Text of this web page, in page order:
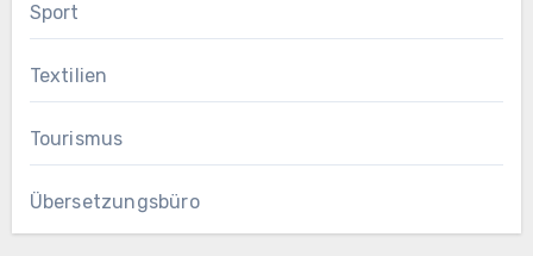
Sport
Textilien
Tourismus
Übersetzungsbüro